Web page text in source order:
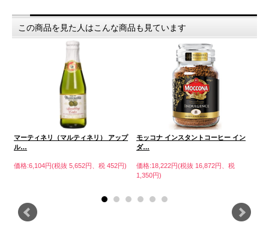
この商品を見た人はこんな商品も見ています
マーティネリ（マルティネリ） アップ
ル…
価格:6,104円(税抜 5,652円、税 452円)
モッコナ インスタントコーヒー イン
ダ…
価格:18,222円(税抜 16,872円、税
1,350円)